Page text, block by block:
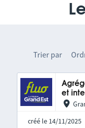
Trier par
et
créé le 14/11/2025